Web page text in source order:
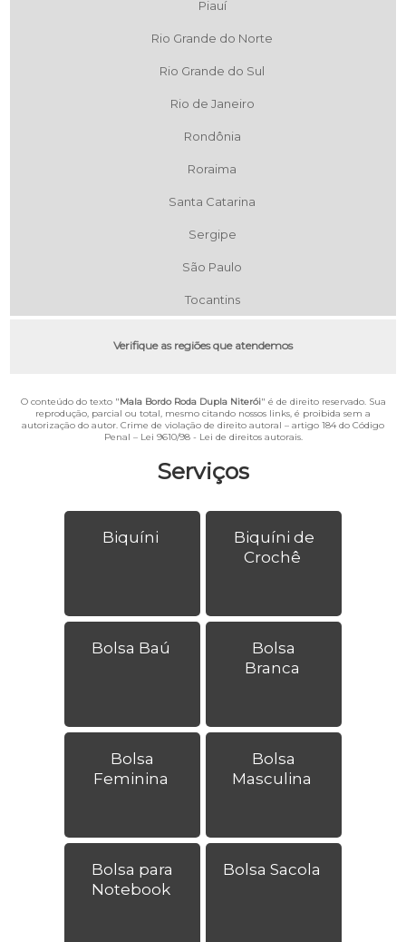
Serviços
Biquíni
Biquíni de
Crochê
Bolsa Baú
Bolsa
Branca
Bolsa
Feminina
Bolsa
Masculina
Bolsa para
Notebook
Bolsa Sacola
Piauí
Rio Grande do Norte
Rio Grande do Sul
Rio de Janeiro
Rondônia
Roraima
Santa Catarina
Sergipe
São Paulo
Tocantins
Verifique as regiões que atendemos
O conteúdo do texto "Mala Bordo Roda Dupla Niterói" é de direito reservado. Sua
reprodução, parcial ou total, mesmo citando nossos links, é proibida sem a
autorização do autor. Crime de violação de direito autoral – artigo 184 do Código
Penal – Lei 9610/98 - Lei de direitos autorais.